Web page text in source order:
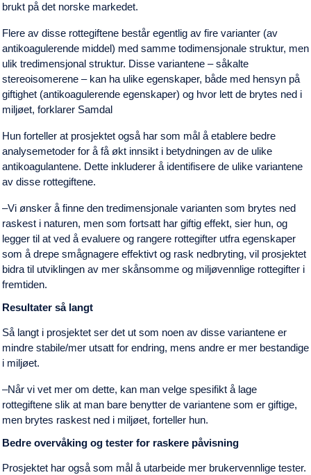
brukt på det norske markedet.
Flere av disse rottegiftene består egentlig av fire varianter (av
antikoagulerende middel) med samme todimensjonale struktur, men
ulik tredimensjonal struktur. Disse variantene ‒ såkalte
stereoisomerene ‒ kan ha ulike egenskaper, både med hensyn på
giftighet (antikoagulerende egenskaper) og hvor lett de brytes ned i
miljøet, forklarer Samdal
Hun forteller at prosjektet også har som mål å etablere bedre
analysemetoder for å få økt innsikt i betydningen av de ulike
antikoagulantene. Dette inkluderer å identifisere de ulike variantene
av disse rottegiftene.
–Vi ønsker å finne den tredimensjonale varianten som brytes ned
raskest i naturen, men som fortsatt har giftig effekt, sier hun, og
legger til at ved å evaluere og rangere rottegifter utfra egenskaper
som å drepe smågnagere effektivt og rask nedbryting, vil prosjektet
bidra til utviklingen av mer skånsomme og miljøvennlige rottegifter i
fremtiden.
Resultater så langt
Så langt i prosjektet ser det ut som noen av disse variantene er
mindre stabile/mer utsatt for endring, mens andre er mer bestandige
i miljøet.
‒Når vi vet mer om dette, kan man velge spesifikt å lage
rottegiftene slik at man bare benytter de variantene som er giftige,
men brytes raskest ned i miljøet, forteller hun.
Bedre overvåking og tester for raskere påvisning
Prosjektet har også som mål å utarbeide mer brukervennlige tester.